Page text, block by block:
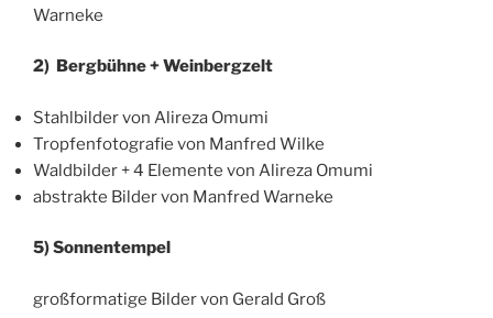
Warneke
2) Bergbühne + Weinbergzelt
Stahlbilder von Alireza Omumi
Tropfenfotografie von Manfred Wilke
Waldbilder + 4 Elemente von Alireza Omumi
abstrakte Bilder von Manfred Warneke
5) Sonnentempel
großformatige Bilder von Gerald Groß